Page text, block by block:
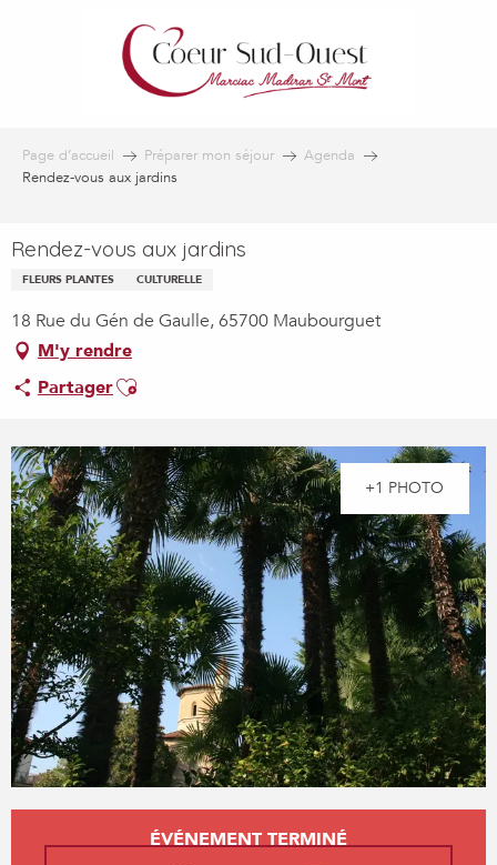
Page d’accueil Préparer mon séjour
Agenda
Rendez-vous aux jardins
Rendez-vous aux jardins
FLEURS PLANTES CULTURELLE
18 Rue du Gén de Gaulle, 65700 Maubourguet
M'y rendre
PartagerAjouter aux favoris
+1 PHOTO
Ouverture et coordonnées
ÉVÉNEMENT TERMINÉ